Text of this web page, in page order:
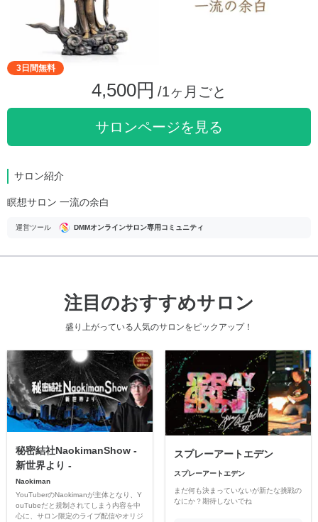
3日間無料
4,500円 /1ヶ月ごと
サロンページを見る
サロン紹介
瞑想サロン 一流の余白
運営ツール DMMオンラインサロン専用コミュニティ
注目のおすすめサロン
盛り上がっている人気のサロンをピックアップ！
秘密結社NaokimanShow -
新世界より -
Naokiman
YouTuberのNaokimanが主体となり、Y
ouTubeだと規制されてしまう内容を中
心に、サロン限定のライブ配信やオリジ
スプレーアートエデン
スプレーアートエデン
まだ何も決まっていないが新たな挑戦の
なにか？期待しないでね